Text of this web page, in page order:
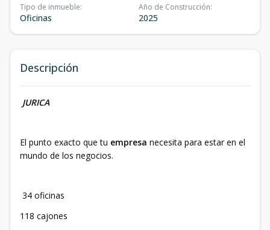
Tipo de inmueble:
Oficinas
Año de Construcción:
2025
Descripción
JURICA
El punto exacto que tu empresa necesita para estar en el
mundo de los negocios.
34 oficinas
118 cajones